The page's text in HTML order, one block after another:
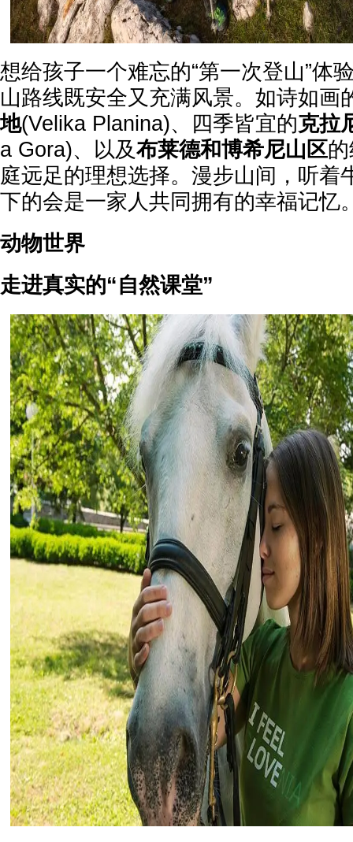
想给孩子一个难忘的“第一次登山”体
山路线既安全又充满风景。如诗如画
地(Velika Planina)、四季皆宜的克拉
a Gora)、以及布莱德和博希尼山区
庭远足的理想选择。漫步山间，听着
下的会是一家人共同拥有的幸福记忆
动物世界
走进真实的“自然课堂”